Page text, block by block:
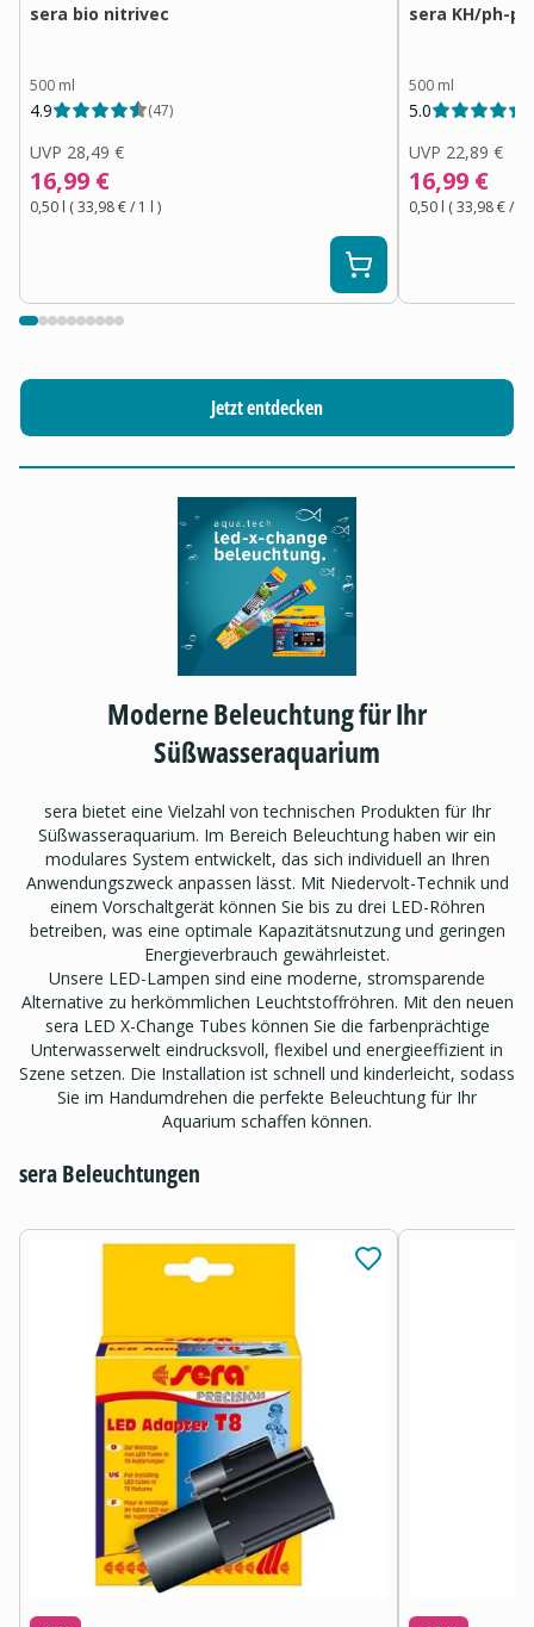
sera bio nitrivec
500 ml
4.9 (47)
UVP 28,49 €
16,99 €
0,50 l (33,98 €/ 1 l )
sera KH/ph-
500 ml
5.0
UVP 22,89 €
16,99 €
0,50 l (33,98 €/ 1
Jetzt entdecken
Moderne Beleuchtung für Ihr
Süßwasseraquarium
sera bietet eine Vielzahl von technischen Produkten für Ihr
Süßwasseraquarium. Im Bereich Beleuchtung haben wir ein
modulares System entwickelt, das sich individuell an Ihren
Anwendungszweck anpassen lässt. Mit Niedervolt-Technik und
einem Vorschaltgerät können Sie bis zu drei LED-Röhren
betreiben, was eine optimale Kapazitätsnutzung und geringen
Energieverbrauch gewährleistet.
Unsere LED-Lampen sind eine moderne, stromsparende
Alternative zu herkömmlichen Leuchtstoffröhren. Mit den neuen
sera LED X-Change Tubes können Sie die farbenprächtige
Unterwasserwelt eindrucksvoll, flexibel und energieeffizient in
Szene setzen. Die Installation ist schnell und kinderleicht, sodass
Sie im Handumdrehen die perfekte Beleuchtung für Ihr
Aquarium schaffen können.
sera Beleuchtungen